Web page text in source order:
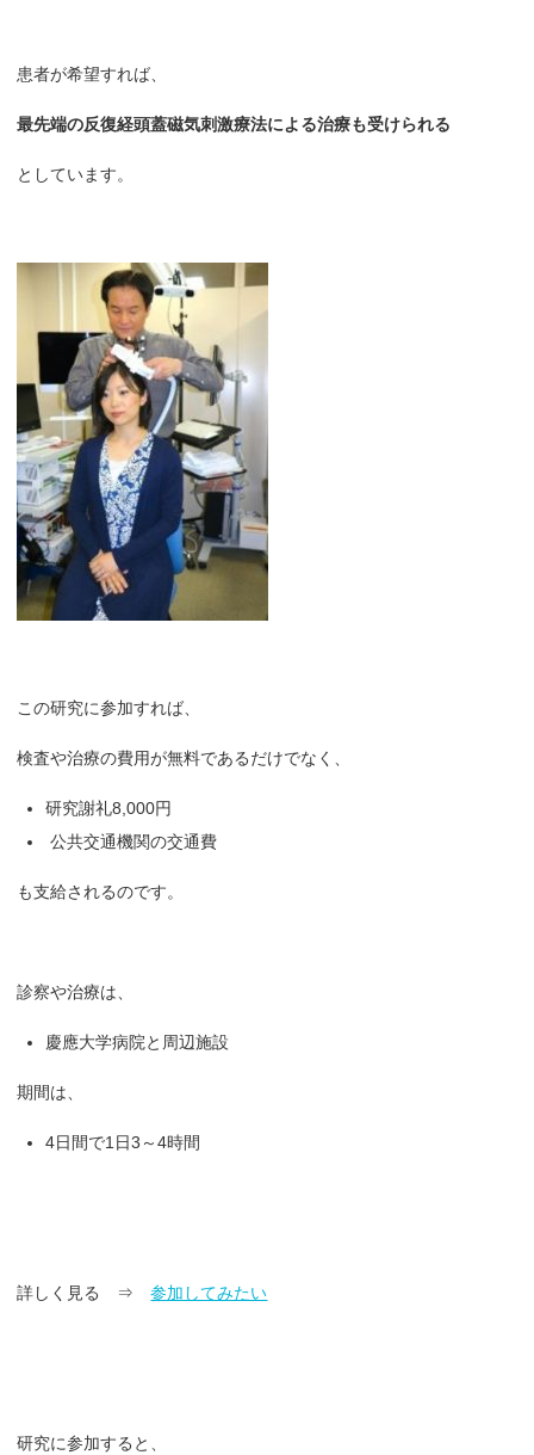
患者が希望すれば、
最先端の反復経頭蓋磁気刺激療法による治療も受けられる
としています。
この研究に参加すれば、
検査や治療の費用が無料であるだけでなく、
研究謝礼8,000円
公共交通機関の交通費
も支給されるのです。
診察や治療は、
慶應大学病院と周辺施設
期間は、
4日間で1日3～4時間
詳しく見る ⇒参加してみたい
研究に参加すると、